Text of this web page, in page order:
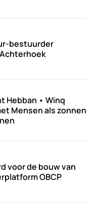
bestuurder
Hebban • Winq
Mensen als zonnen
voor de bouw van
OBCP